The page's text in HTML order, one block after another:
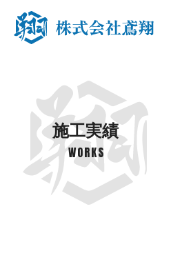
施 工 実 績
W O R K S